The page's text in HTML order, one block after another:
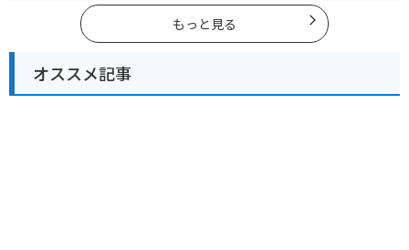
もっと見る
オススメ記事